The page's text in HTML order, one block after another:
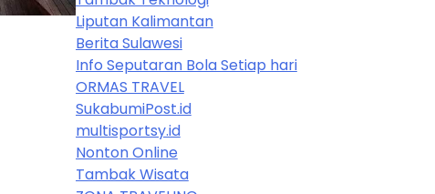
Liputan Kalimantan
Berita Sulawesi
Info Seputaran Bola Setiap hari
ORMAS TRAVEL
SukabumiPost.id
multisportsy.id
Nonton Online
Tambak Wisata